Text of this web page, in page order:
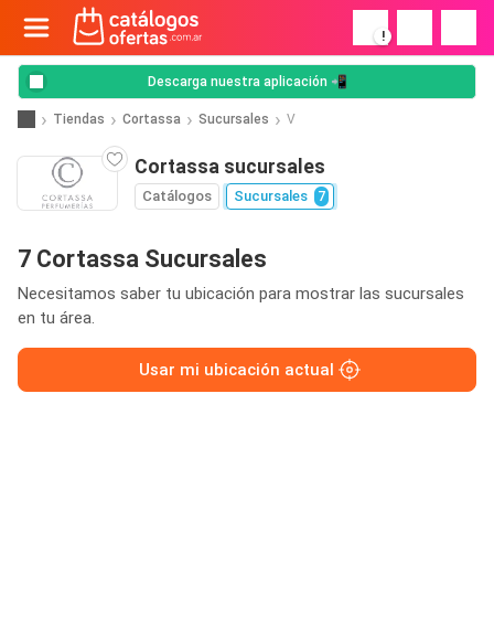
!
Descarga nuestra aplicación 📲
Tiendas Cortassa Sucursales V
Cortassa sucursales
Catálogos Sucursales 7
7 Cortassa Sucursales
Necesitamos saber tu ubicación para mostrar las sucursales
en tu área.
Usar mi ubicación actual